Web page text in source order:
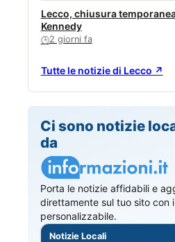
Lecco, chiusura
Kennedy
🕒2 giorni fa
Tutte le notizie di Lecco ↗
Ci sono notizie
da
Porta le notizie affidabili e
direttamente sul tuo sito con
personalizzabile.
Notizie Locali